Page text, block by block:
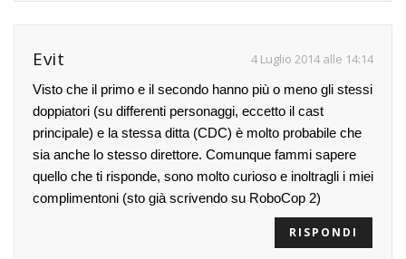
Evit 4 Luglio 2014 alle 14:14
Visto che il primo e il secondo hanno più o meno gli stessi
doppiatori (su differenti personaggi, eccetto il cast
principale) e la stessa ditta (CDC) è molto probabile che
sia anche lo stesso direttore. Comunque fammi sapere
quello che ti risponde, sono molto curioso e inoltragli i miei
complimentoni (sto già scrivendo su RoboCop 2)
RISPONDI